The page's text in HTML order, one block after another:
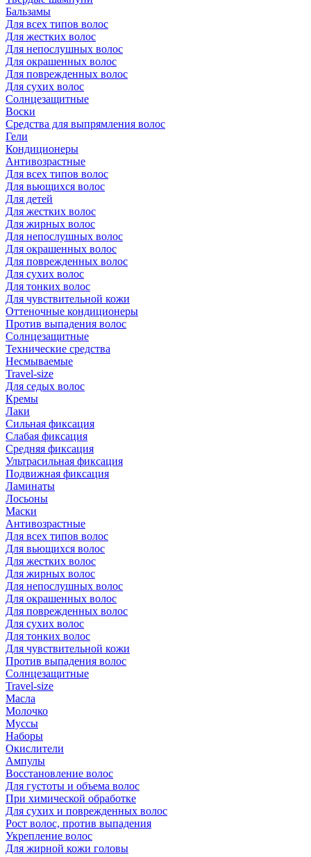
Бальзамы
Для всех типов волос
Для жестких волос
Для непослушных волос
Для окрашенных волос
Для поврежденных волос
Для сухих волос
Солнцезащитные
Воски
Средства для выпрямления волос
Гели
Кондиционеры
Антивозрастные
Для всех типов волос
Для вьющихся волос
Для детей
Для жестких волос
Для жирных волос
Для непослушных волос
Для окрашенных волос
Для поврежденных волос
Для сухих волос
Для тонких волос
Для чувствительной кожи
Оттеночные кондиционеры
Против выпадения волос
Солнцезащитные
Технические средства
Несмываемые
Travel-size
Для седых волос
Кремы
Лаки
Сильная фиксация
Слабая фиксация
Средняя фиксация
Ультрасильная фиксация
Подвижная фиксация
Ламинаты
Лосьоны
Маски
Антивозрастные
Для всех типов волос
Для вьющихся волос
Для жестких волос
Для жирных волос
Для непослушных волос
Для окрашенных волос
Для поврежденных волос
Для сухих волос
Для тонких волос
Для чувствительной кожи
Против выпадения волос
Солнцезащитные
Travel-size
Масла
Молочко
Муссы
Наборы
Окислители
Ампулы
Восстановление волос
Для густоты и объема волос
При химической обработке
Для сухих и поврежденных волос
Рост волос, против выпадения
Укрепление волос
Для жирной кожи головы